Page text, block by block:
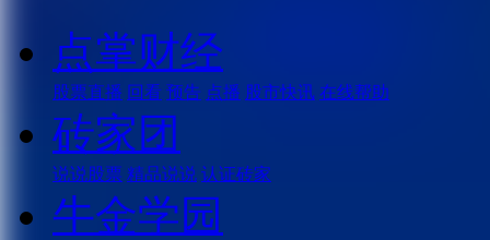
点掌财经
股票直播 回看 预告 点播 股市快讯 在线帮助
砖家团
说说股票 精品说说 认证砖家
牛金学园